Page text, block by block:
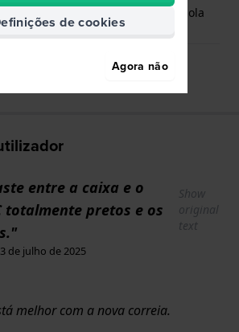
Pinos carregados por mola
de liberação rápida
entre a caixa e o
totalmente pretos e os
Show
original
text
de julho de 2025
melhor com a nova correia.
de cookies
Agora não